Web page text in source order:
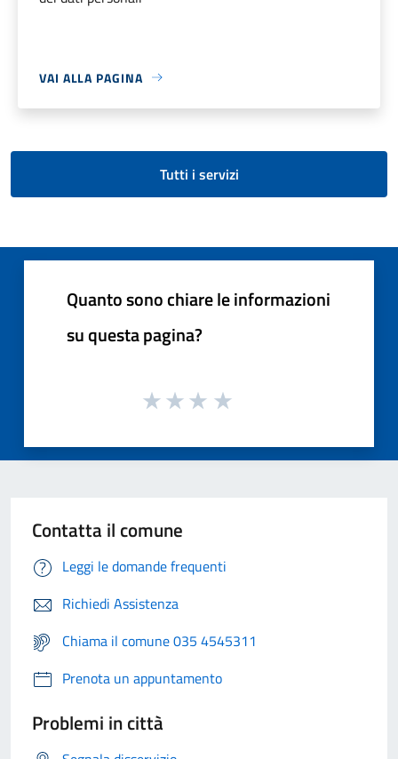
VAI ALLA PAGINA
Tutti i servizi
Quanto sono chiare le informazioni
su questa pagina?
Contatta il comune
Leggi le domande frequenti
Richiedi Assistenza
Chiama il comune 035 4545311
Prenota un appuntamento
Problemi in città